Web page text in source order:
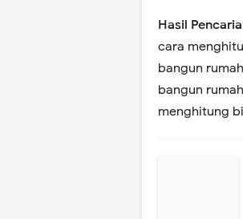
Hasil
cara
bangun
bangun
menghitung